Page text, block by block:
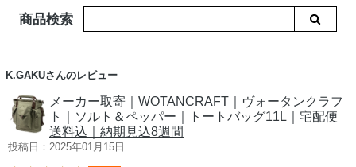
商品検索
K.GAKUさんのレビュー
メーカー取寄｜WOTANCRAFT｜ヴォータンクラフ
ト｜ソルト＆ペッパー｜トートバッグ11L｜宅配便
送料込｜納期見込8週間
投稿日：2025年01月15日